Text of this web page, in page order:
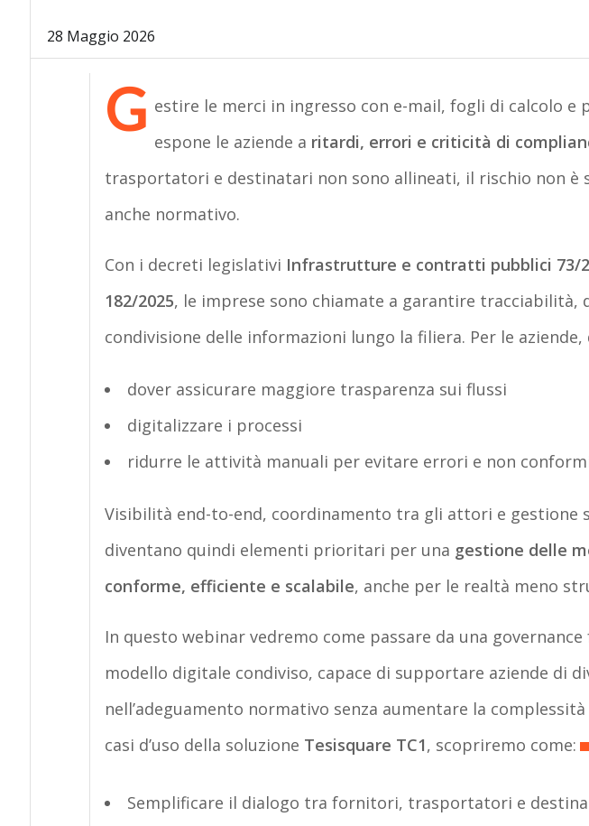
28 Maggio 2026
G estire le merci in ingresso con e-mail, fogli di calcolo
espone le aziende a ritardi, errori e criticità di
trasportatori e destinatari non sono allineati, il rischio non è
anche normativo.
Con i decreti legislativi Infrastrutture e contratti pubblici 73/
182/2025, le imprese sono chiamate a garantire tracciabilità,
condivisione delle informazioni lungo la filiera. Per le aziende,
dover assicurare maggiore trasparenza sui flussi
digitalizzare i processi
ridurre le attività manuali per evitare errori e non
Visibilità end-to-end, coordinamento tra gli attori e
diventano quindi elementi prioritari per una gestione delle
conforme, efficiente e scalabile, anche per le realtà meno
In questo webinar vedremo come passare da una
modello digitale condiviso, capace di supportare aziende di
nell’adeguamento normativo senza aumentare la
casi d’uso della soluzione Tesisquare TC1, scopriremo come:
Semplificare il dialogo tra fornitori, trasportatori e